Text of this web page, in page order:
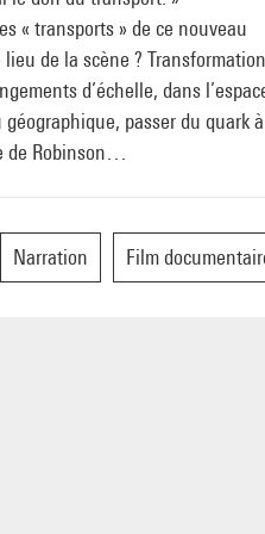
« transports » de ce nouveau
de la scène ? Transformation
d’échelle, dans
passer du quark à
de Robinson…
Narration Film